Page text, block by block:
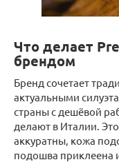
Что делает
брендом
Бренд сочетает
актуальными
страны с дешёвой
делают в Италии.
аккуратны, кожа
подошва приклеена